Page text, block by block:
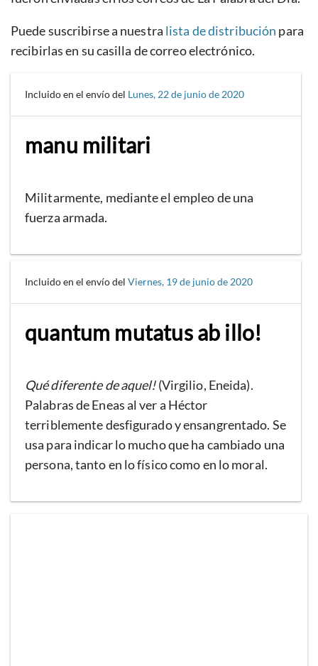
Puede suscribirse a nuestra lista de distribución para
recibirlas en su casilla de correo electrónico.
Incluido en el envío del Lunes, 22 de junio de 2020
manu militari
Militarmente, mediante el empleo de una
fuerza armada.
Incluido en el envío del Viernes, 19 de junio de 2020
quantum mutatus ab illo!
Qué diferente de aquel!(Virgilio, Eneida).
Palabras de Eneas al ver a Héctor
terriblemente desfigurado y ensangrentado. Se
usa para indicar lo mucho que ha cambiado una
persona, tanto en lo físico como en lo moral.